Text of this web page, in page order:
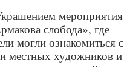
мероприятия
слобода», где
могли ознакомиться с
местных художников и